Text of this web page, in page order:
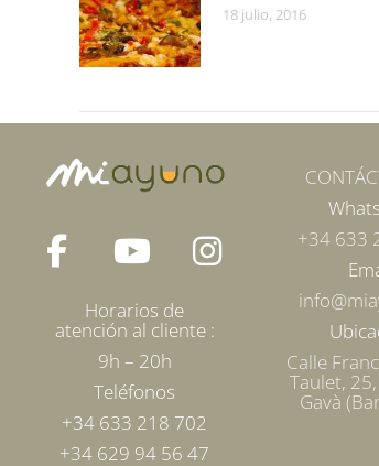
18 julio, 2016
Horarios de
atención al cliente :
9h – 20h
Teléfonos
+34 633 218 702
+34 629 94 56 47
+34 633
Calle
Taulet,
Gavà